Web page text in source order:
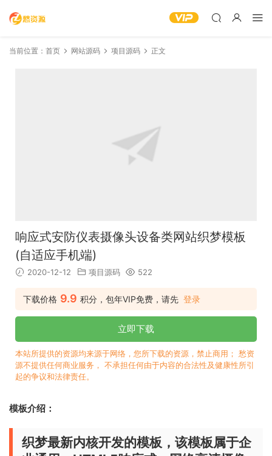
当前位置： 首页 网站源码 项目源码 正文
响应式安防仪表摄像头设备类网站织梦模板
(自适应手机端)
2020-12-12 项目源码 522
下载价格 9.9 积分，包年VIP免费，请先 登录
立即下载
本站所提供的资源均来源于网络，您所下载的资源，禁止商用； 愁资
源不提供任何商业服务， 不承担任何由于内容的合法性及健康性所引
起的争议和法律责任。
模板介绍：
织梦最新内核开发的模板，该模板属于企